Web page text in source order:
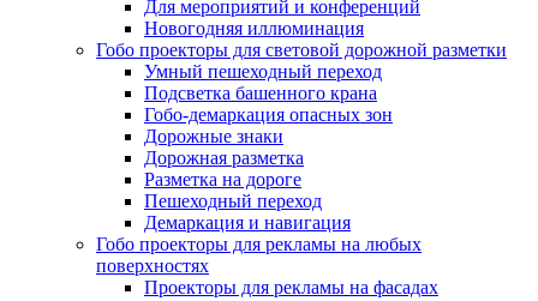
Для мероприятий и конференций
Новогодняя иллюминация
Гобо проекторы для световой дорожной разметки
Умный пешеходный переход
Подсветка башенного крана
Гобо-демаркация опасных зон
Дорожные знаки
Дорожная разметка
Разметка на дороге
Пешеходный переход
Демаркация и навигация
Гобо проекторы для рекламы на любых
поверхностях
Проекторы для рекламы на фасадах